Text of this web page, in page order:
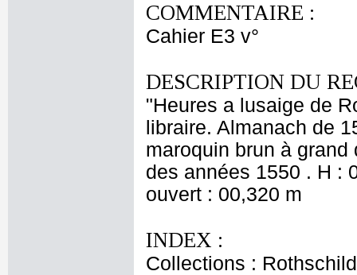
COMMENTAIRE :
Cahier E3 v°
DESCRIPTION DU
"Heures a lusaige de
libraire. Almanach de
maroquin brun à
des années 1550 . H :
ouvert : 00,320 m
INDEX :
Collections :